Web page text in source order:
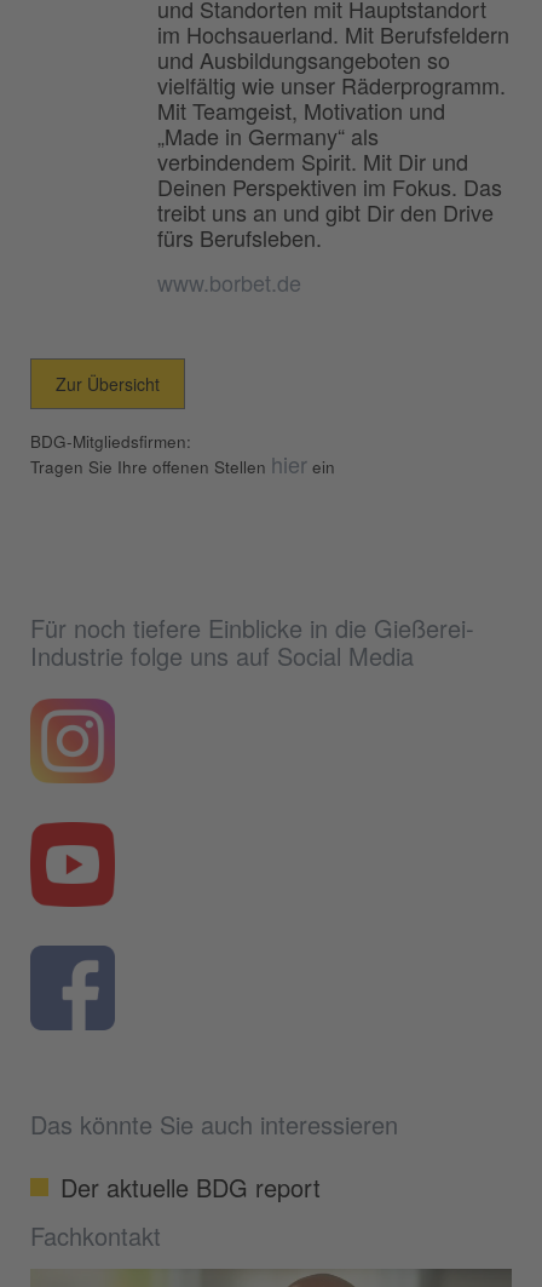
und Standorten mit Hauptstandort
im Hochsauerland. Mit Berufsfeldern
und Ausbildungsangeboten so
vielfältig wie unser Räderprogramm.
Mit Teamgeist, Motivation und
„Made in Germany“ als
verbindendem Spirit. Mit Dir und
Deinen Perspektiven im Fokus. Das
treibt uns an und gibt Dir den Drive
fürs Berufsleben.
www.borbet.de
Zur Übersicht
BDG-Mitgliedsfirmen:
Tragen Sie Ihre offenen Stellen hier ein
Für noch tiefere Einblicke in die Gießerei-
Industrie folge uns auf Social Media
Das könnte Sie auch interessieren
Der aktuelle BDG report
Fachkontakt